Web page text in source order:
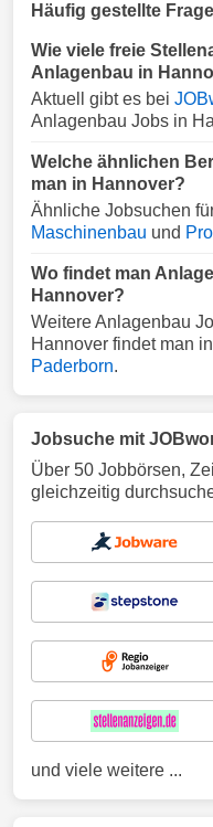
Häufig gestellte
Wie viele freie
Anlagenbau in
Aktuell gibt es bei
Anlagenbau Jobs in
Welche ähnlichen
man in Hannover?
Ähnliche Jobsuchen
Maschinenbau und
Wo findet man
Hannover?
Weitere Anlagenbau
Hannover findet man in
Paderborn.
Jobsuche mit
Über 50 Jobbörsen,
gleichzeitig
und viele weitere ...